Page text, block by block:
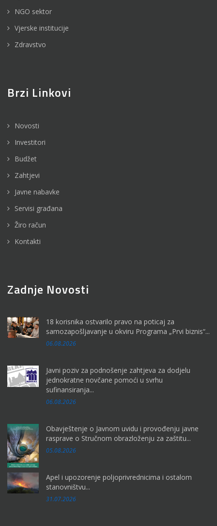
NGO sektor
Vjerske institucije
Zdravstvo
Brzi Linkovi
Novosti
Investitori
Budžet
Zahtjevi
Javne nabavke
Servisi građana
Žiro račun
Kontakti
Zadnje Novosti
18 korisnika ostvarilo pravo na poticaj za
samozapošljavanje u okviru Programa „Prvi biznis“...
06.08.2026
Javni poziv za podnošenje zahtjeva za dodjelu
jednokratne novčane pomoći u svrhu
sufinansiranja...
06.08.2026
Obavještenje o Javnom uvidu i provođenju javne
rasprave o Stručnom obrazloženju za zaštitu...
05.08.2026
Apel i upozorenje poljoprivrednicima i ostalom
stanovništvu...
31.07.2026